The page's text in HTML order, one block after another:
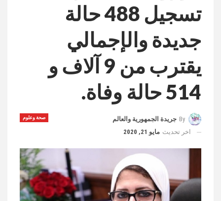
تسجيل 488 حالة
جديدة والإجمالي
يقترب من 9 آلاف و
514 حالة وفاة.
صحة وعلوم By جريدة الجمهورية والعالم
اخر تحديث مايو 21, 2020